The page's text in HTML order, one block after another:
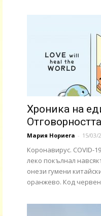
Хроника на
Мария Нориега - 15/03/
Коронавирус. COVID-
леко покълнал
онези гумени
оранжево. Код